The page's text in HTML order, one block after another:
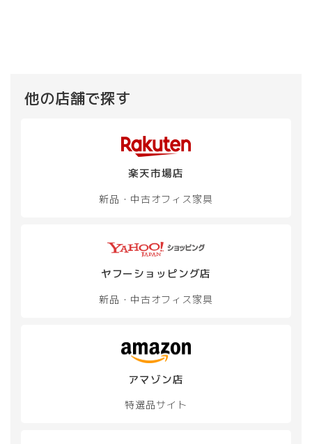
他の店舗で探す
楽天市場店
新品・中古オフィス家具
ヤフーショッピング店
新品・中古オフィス家具
アマゾン店
特選品サイト